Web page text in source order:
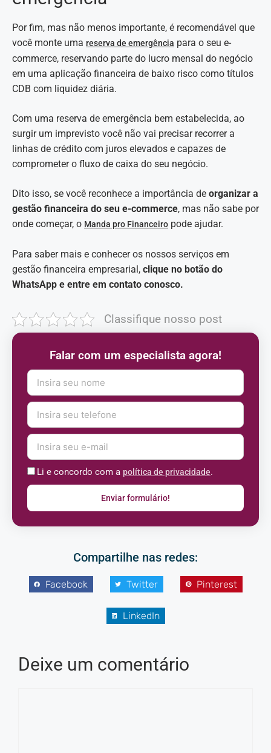
Por fim, mas não menos importante, é recomendável que
você monte uma reserva de emergência para o seu e-
commerce, reservando parte do lucro mensal do negócio
em uma aplicação financeira de baixo risco como títulos
CDB com liquidez diária.
Com uma reserva de emergência bem estabelecida, ao
surgir um imprevisto você não vai precisar recorrer a
linhas de crédito com juros elevados e capazes de
comprometer o fluxo de caixa do seu negócio.
Dito isso, se você reconhece a importância de organizar a
gestão financeira do seu e-commerce, mas não sabe por
onde começar, o Manda pro Financeiro pode ajudar.
Para saber mais e conhecer os nossos serviços em
gestão financeira empresarial, clique no botão do
WhatsApp e entre em contato conosco.
Classifique nosso post
Falar com um especialista agora!
Li e concordo com a política de privacidade.
Enviar formulário!
Compartilhe nas redes:
Facebook Twitter Pinterest
LinkedIn
Deixe um comentário